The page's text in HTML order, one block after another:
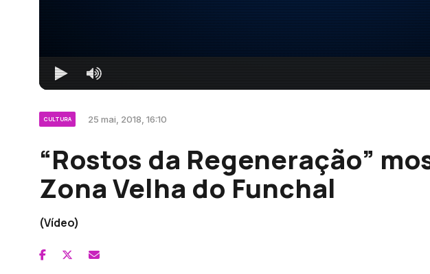
CULTURA 25 mai, 2018, 16:10
“Rostos da Regeneração”
Zona Velha do Funchal
(Vídeo)